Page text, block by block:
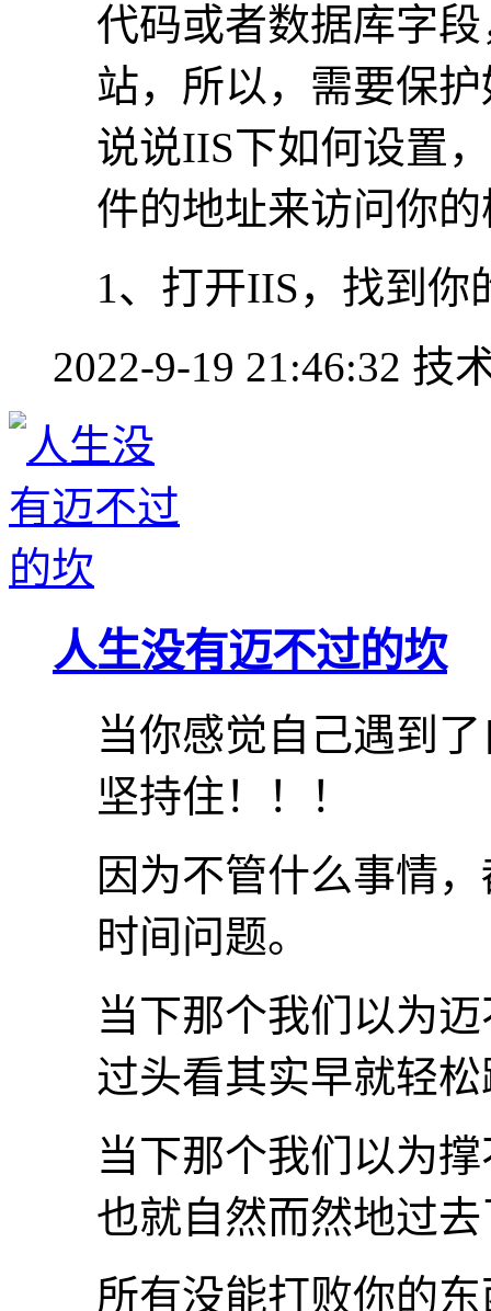
代码或者数据库字
站，所以，需要保
说说IIS下如何设置
件的地址来访问你
1、打开IIS，找到你
2022-9-19 21:46:32 技
人生没有迈不过的坎
当你感觉自己遇到
坚持住！！！
因为不管什么事情
时间问题。
当下那个我们以为
过头看其实早就轻
当下那个我们以为
也就自然而然地过
所有没能打败你的